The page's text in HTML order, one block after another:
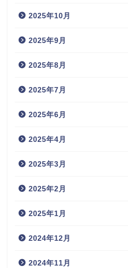
2025年10月
2025年9月
2025年8月
2025年7月
2025年6月
2025年4月
2025年3月
2025年2月
2025年1月
2024年12月
2024年11月